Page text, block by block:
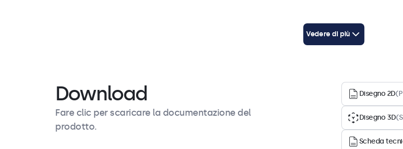
Compatibilità
Vedere di più
Download
Fare clic per scaricare la documentazione del
prodotto.
Disegno 2D
Disegno 3D
Scheda